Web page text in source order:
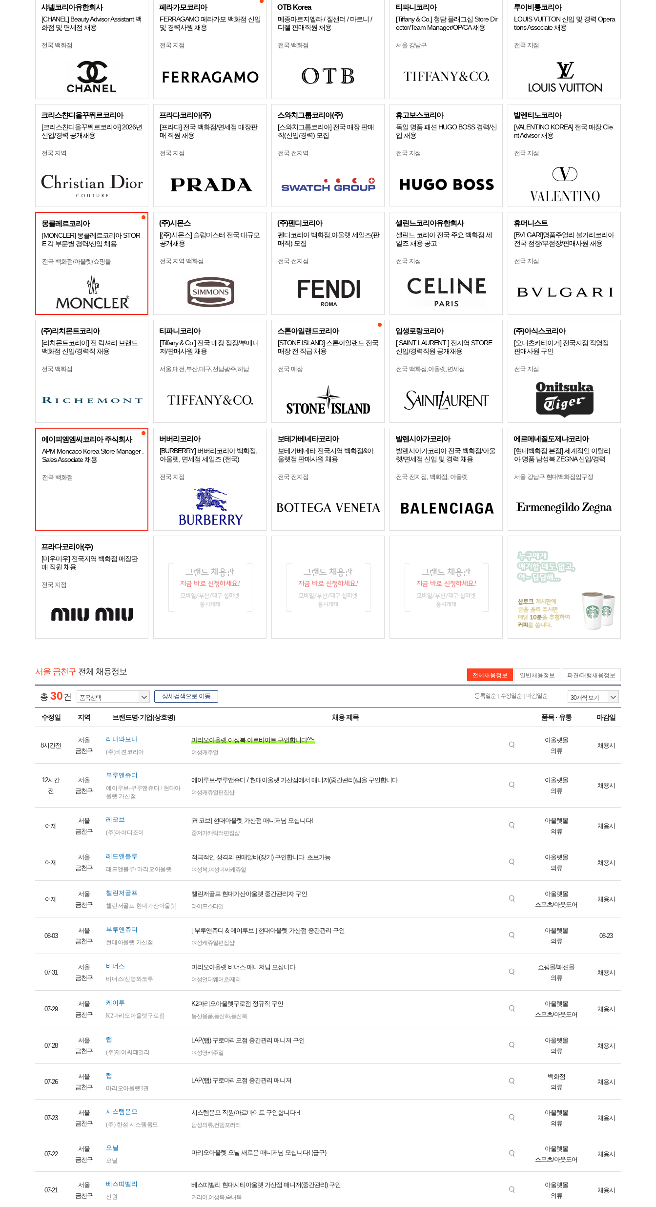
샤넬코리아유한회사
[CHANEL] Beauty Advisor Assistant 백
화점 및 면세점 채용
전국 백화점
페라가모코리아
FERRAGAMO 페라가모 백화점 신입
및 경력사원 채용
전국 지점
OTB Korea
메종마르지엘라 / 질샌더 / 마르니 /
디젤 판매직원 채용
전국 백화점
티파니코리아
[Tiffany & Co.] 청담 플래그십 Store Dir
ector/Team Manager/OP/CA 채용
서울 강남구
루이비통코리아
LOUIS VUITTON 신입 및 경력 Opera
tions Associate 채용
전국 지점
크리스챤디올꾸뛰르코리아
[크리스챤디올꾸뛰르코리아] 2026년
신입/경력 공개채용
전국 지역
프라다코리아(주)
[프라다] 전국 백화점/면세점 매장판
매 직원 채용
전국 지점
스와치그룹코리아(주)
[스와치그룹코리아] 전국 매장 판매
직(신입/경력) 모집
전국 전지역
휴고보스코리아
독일 명품 패션 HUGO BOSS 경력/신
입 채용
전국 지점
발렌티노코리아
[VALENTINO KOREA] 전국 매장 Clie
nt Advisor 채용
전국 지점
몽클레르코리아
[MONCLER] 몽클레르코리아 STOR
E 각 부문별 경력/신입 채용
전국 백화점/아울렛/쇼핑몰
(주)시몬스
[(주)시몬스] 슬립마스터 전국 대규모
공개채용
전국 지역 백화점
(주)펜디코리아
펜디코리아 백화점,아울렛 세일즈(판
매직) 모집
전국 전지점
셀린느코리아유한회사
셀린느 코리아 전국 주요 백화점 세
일즈 채용 공고
전국 지점
휴머니스트
[BVLGARI]명품주얼리 불가리코리아
전국 점장/부점장/판매사원 채용
전국 지점
(주)리치몬트코리아
[리치몬트코리아] 전 럭셔리 브랜드
백화점 신입/경력직 채용
전국 백화점
티파니코리아
[Tiffany & Co.] 전국 매장 점장/부매니
저/판매사원 채용
서울,대전,부산,대구,전남광주,하남
스톤아일랜드코리아
[STONE ISLAND] 스톤아일랜드 전국
매장 전 직급 채용
전국 매장
입생로랑코리아
[ SAINT LAURENT ] 전지역 STORE
신입/경력직원 공개채용
전국 백화점,아울렛,면세점
(주)아식스코리아
[오니츠카타이거] 전국지점 직영점
판매사원 구인
전국 지점
에이피엠엠씨코리아 주식회사
APM Moncaco Korea Store Manager .
Sales Associate 채용
전국 백화점
버버리코리아
[BURBERRY] 버버리코리아 백화점,
아울렛, 면세점 세일즈 (전국)
전국 지점
보테가베네타코리아
보테가베네타 전국지역 백화점&아
울렛점 판매사원 채용
전국 전지점
발렌시아가코리아
발렌시아가코리아 전국 백화점/아울
렛/면세점 신입 및 경력 채용
전국 전지점, 백화점, 아울렛
에르메네질도제냐코리아
[현대백화점 본점] 세계적인 이탈리
아 명품 남성복 ZEGNA 신입/경력
서울 강남구 현대백화점압구정
프라다코리아(주)
[미우미우] 전국지역 백화점 매장판
매 직원 채용
전국 지점
서울 금천구 전체 채용정보 전체채용정보 일반채용정보 파견/대행채용정보
총 30건 상세검색으로 이동 등록일순 수정일순 마감일순
수정일 지역 브랜드명·기업(상호명) 채용 제목 품목 · 유통 마감일
8시간전
서울
금천구
리나와보나
(주)비젼코리아
마리오아울렛 여성복 아르바이트 구인합니다^^~
여성캐주얼
아울렛몰
의류
채용시
12시간
전
서울
금천구
부루앤쥬디
에이루브-부루앤쥬디 / 현대아
울렛 가산점
에이루브-부루앤쥬디 / 현대아울렛 가산점에서 매니저(중간관리)님을 구인합니다.
여성캐쥬얼편집샵
아울렛몰
의류
채용시
어제
서울
금천구
레코브
(주)아이디조이
[레코브] 현대아울렛 가산점 매니저님 모십니다!
중저가캐릭터편집샵
아울렛몰
의류
채용시
어제
서울
금천구
레드앤블루
레드앤블루/ 마리오아울렛
적극적인 성격의 판매알바(장기) 구인합니다. 초보가능
여성복,여성미씨케쥬얼
아울렛몰
의류
채용시
어제
서울
금천구
챌린저골프
챌린저골프 현대가산아울렛
챌린저골프 현대가산아울렛 중간관리자 구인
라이프스타일
아울렛몰
스포츠/아웃도어
채용시
08-03
서울
금천구
부루앤쥬디
현대아울렛 가산점
[ 부루앤쥬디 & 에이루브 ] 현대아울렛 가산점 중간관리 구인
여성캐쥬얼편집샵
아울렛몰
의류
08-23
07-31
서울
금천구
비너스
비너스/신영와코루
마리오아울렛 비너스 매니저님 모십니다
여성언더웨어,란제리
쇼핑몰/패션몰
의류
채용시
07-29
서울
금천구
케이투
K2마리오아울렛구로점
K2마리오아울렛구로점 정규직 구인
등산용품,등산화,등산복
아울렛몰
스포츠/아웃도어
채용시
07-28
서울
금천구
랩
(주)제이씨패밀리
LAP(랩) 구로마리오점 중간관리 매니저 구인
여성영캐주얼
아울렛몰
의류
채용시
07-26
서울
금천구
랩
마리오아울렛1관
LAP(랩) 구로마리오점 중간관리 매니저
백화점
의류
채용시
07-23
서울
금천구
시스템옴므
(주) 한섬 시스템옴므
시스템옴므 직원/아르바이트 구인합니다~!
남성의류,컨템포러리
아울렛몰
의류
채용시
07-22
서울
금천구
오닐
오닐
마리오아울렛 오닐 새로운 매니저님 모십니다! (급구)
아울렛몰
스포츠/아웃도어
채용시
07-21
서울
금천구
베스띠벨리
신원
베스띠벨리 현대시티아울렛 가산점 매니저(중간관리) 구인
커리어,여성복,숙녀복
아울렛몰
의류
채용시